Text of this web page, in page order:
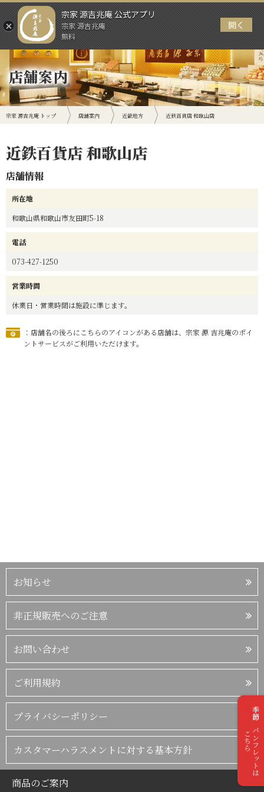
宗家 源吉兆庵 公式アプリ
宗家 源吉兆庵
無料
開く
メニュー
店舗案内
宗家 源吉兆庵 トップ 店舗案内 近畿地方 近鉄百貨店 和歌山店
近鉄百貨店 和歌山店
店舗情報
所在地
和歌山県和歌山市友田町5-18
電話
073-427-1250
営業時間
休業日・営業時間は施設に準じます。
：店舗名の後ろにこちらのアイコンがある店舗は、宗家 源 吉兆庵のポイ
ントサービスがご利用いただけます。
お知らせ
非正規販売へのご注意
お問い合わせ
ご利用規約
プライバシーポリシー
カスタマーハラスメントに対する基本方針
商品のご案内
季節のパンフレットは
こちら